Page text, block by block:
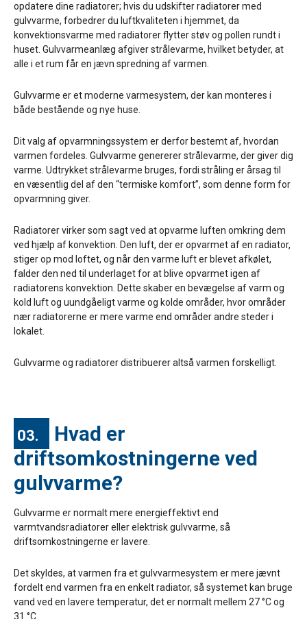
opdatere dine radiatorer; hvis du udskifter radiatorer med
gulvvarme, forbedrer du luftkvaliteten i hjemmet, da
konvektionsvarme med radiatorer flytter støv og pollen rundt i
huset. Gulvvarmeanlæg afgiver strålevarme, hvilket betyder, at
alle i et rum får en jævn spredning af varmen.
Gulvvarme er et moderne varmesystem, der kan monteres i
både bestående og nye huse.
Dit valg af opvarmningssystem er derfor bestemt af, hvordan
varmen fordeles. Gulvvarme genererer strålevarme, der giver dig
varme. Udtrykket strålevarme bruges, fordi stråling er årsag til
en væsentlig del af den “termiske komfort”, som denne form for
opvarmning giver.
Radiatorer virker som sagt ved at opvarme luften omkring dem
ved hjælp af konvektion. Den luft, der er opvarmet af en radiator,
stiger op mod loftet, og når den varme luft er blevet afkølet,
falder den ned til underlaget for at blive opvarmet igen af
radiatorens konvektion. Dette skaber en bevægelse af varm og
kold luft og uundgåeligt varme og kolde områder, hvor områder
nær radiatorerne er mere varme end områder andre steder i
lokalet.
Gulvvarme og radiatorer distribuerer altså varmen forskelligt.
03.
Hvad er
driftsomkostningerne ved
gulvvarme?
Gulvvarme er normalt mere energieffektivt end
varmtvandsradiatorer eller elektrisk gulvvarme, så
driftsomkostningerne er lavere.
Det skyldes, at varmen fra et gulvvarmesystem er mere jævnt
fordelt end varmen fra en enkelt radiator, så systemet kan bruge
vand ved en lavere temperatur, det er normalt mellem 27 °C og
31 °C